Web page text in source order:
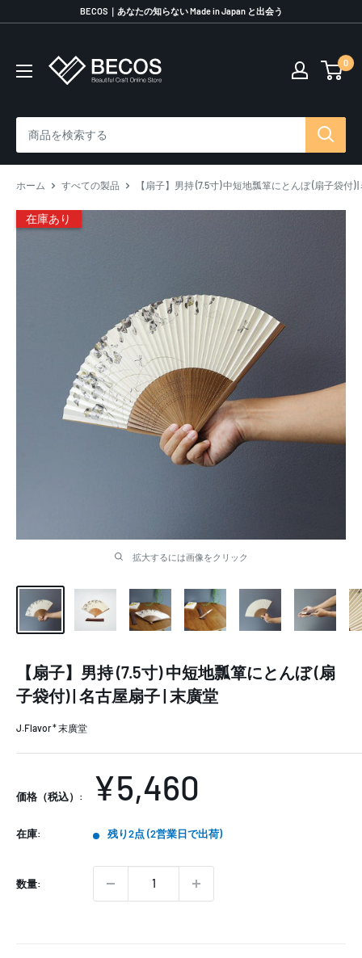
ッ
BECOS｜あなたの知らない Made in Japan と出会う
伝
品
ら
0
ホーム すべての製品 【扇子】男持 (7.5寸) 中短地瓢箪にとんぼ (扇子袋付)
在庫あり
拡大するには画像をクリック
【扇子】男持 (7.5寸) 中短地瓢箪にとんぼ (扇
子袋付) | 名古屋扇子 | 末廣堂
J.Flavor * 末廣堂
価格（税込）:
販
売
格
¥5,460
在庫: 残り2点 (2営業日で出荷)
数量: